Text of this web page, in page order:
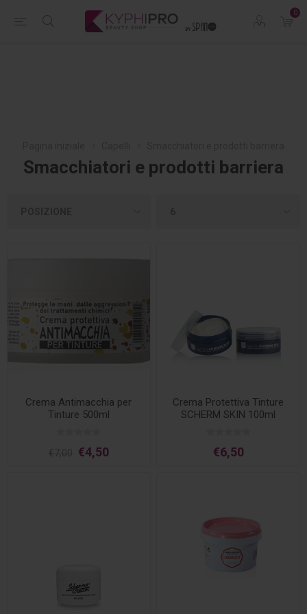
0
Smacchiatori e prodotti barriera
Crema Antimacchia per
Tinture 500ml
€4,50
Crema Protettiva Tinture
SCHERM SKIN 100ml
€6,50